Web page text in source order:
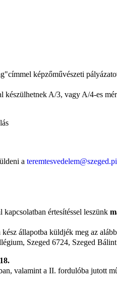
képzőművészeti
A/3, vagy A/4-es
a
értesítéssel leszünk
állapotba küldjék meg az
Szeged 6724, Szeged
valamint a II. fordulóba jutott